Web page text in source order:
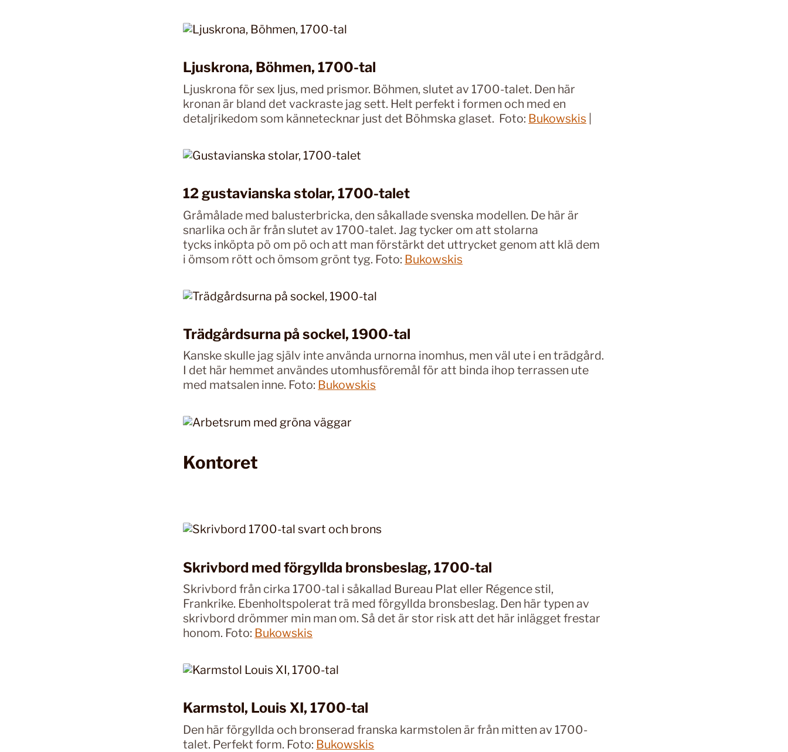
Ljuskrona, Böhmen, 1700-tal
Ljuskrona för sex ljus, med prismor. Böhmen, slutet av 1700-talet. Den här
kronan är bland det vackraste jag sett. Helt perfekt i formen och med en
detaljrikedom som kännetecknar just det Böhmska glaset. Foto: Bukowskis
12 gustavianska stolar, 1700-talet
Gråmålade med balusterbricka, den såkallade svenska modellen. De här är
snarlika och är från slutet av 1700-talet. Jag tycker om att stolarna
tycks inköpta pö om pö och att man förstärkt det uttrycket genom att klä dem
i ömsom rött och ömsom grönt tyg. Foto: Bukowskis
Trädgårdsurna på sockel, 1900-tal
Kanske skulle jag själv inte använda urnorna inomhus, men väl ute i en trädgård.
I det här hemmet användes utomhusföremål för att binda ihop terrassen ute
med matsalen inne. Foto: Bukowskis
Kontoret
Skrivbord med förgyllda bronsbeslag, 1700-tal
Skrivbord från cirka 1700-tal i såkallad Bureau Plat eller Régence stil,
Frankrike. Ebenholtspolerat trä med förgyllda bronsbeslag. Den här typen av
skrivbord drömmer min man om. Så det är stor risk att det här inlägget frestar
honom. Foto: Bukowskis
Karmstol, Louis XI, 1700-tal
Den här förgyllda och bronserad franska karmstolen är från mitten av 1700-
talet. Perfekt form. Foto: Bukowskis